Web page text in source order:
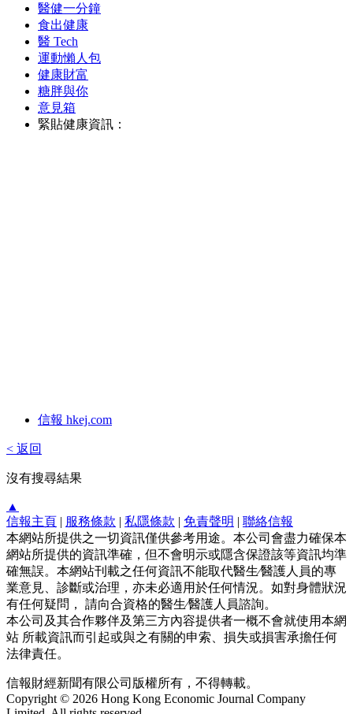
醫健一分鐘
食出健康
醫 Tech
運動懶人包
健康財富
糖胖與你
意見箱
緊貼健康資訊：
信報 hkej.com
< 返回
沒有搜尋結果
▲
信報主頁 | 服務條款 | 私隱條款 | 免責聲明 | 聯絡信報
本網站所提供之一切資訊僅供參考用途。本公司會盡力確保本
網站所提供的資訊準確，但不會明示或隱含保證該等資訊均準
確無誤。本網站刊載之任何資訊不能取代醫生∕醫護人員的專
業意見、診斷或治理，亦未必適用於任何情況。如對身體狀況
有任何疑問， 請向合資格的醫生∕醫護人員諮詢。
本公司及其合作夥伴及第三方內容提供者一概不會就使用本網
站 所載資訊而引起或與之有關的申索、損失或損害承擔任何
法律責任。
信報財經新聞有限公司版權所有，不得轉載。
Copyright © 2026 Hong Kong Economic Journal Company